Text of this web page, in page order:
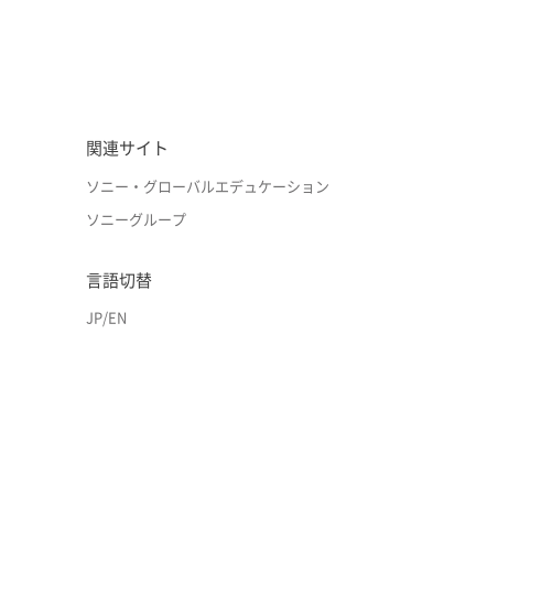
関連サイト
ソニー・グローバルエデュケーション
ソニーグループ
言語切替
JP/EN